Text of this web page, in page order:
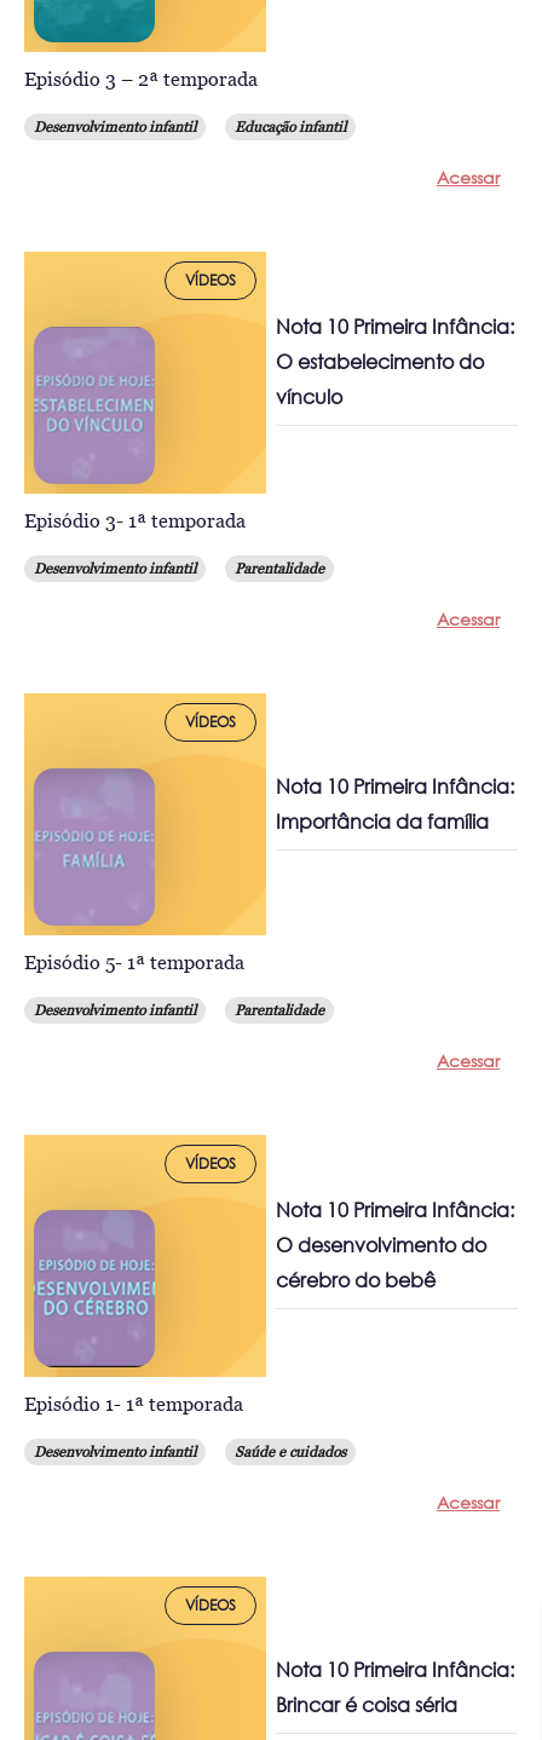
Episódio 3 – 2ª temporada
Desenvolvimento infantil Educação infantil
Acessar
VÍDEOS
Nota 10 Primeira Infância:
O estabelecimento do
vínculo
Episódio 3- 1ª temporada
Desenvolvimento infantil Parentalidade
Acessar
VÍDEOS
Nota 10 Primeira Infância:
Importância da família
Episódio 5- 1ª temporada
Desenvolvimento infantil Parentalidade
Acessar
VÍDEOS
Nota 10 Primeira Infância:
O desenvolvimento do
cérebro do bebê
Episódio 1- 1ª temporada
Desenvolvimento infantil Saúde e cuidados
Acessar
VÍDEOS
Nota 10 Primeira Infância:
Brincar é coisa séria